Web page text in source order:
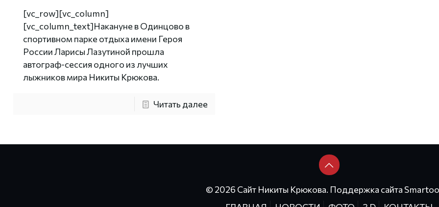
[vc_row][vc_column]
[vc_column_text]Накануне в Одинцово в
спортивном парке отдыха имени Героя
России Ларисы Лазутиной прошла
автограф-сессия одного из лучших
лыжников мира Никиты Крюкова.
Читать далее
© 2026 Сайт Никиты Крюкова. Поддержка сайта